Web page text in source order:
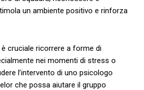
un ambiente positivo e rinforza
‌è cruciale⁣ ricorrere a ⁢forme‍ di
nei momenti di stress o
l’intervento di uno psicologo
che⁣ possa aiutare‌ il gruppo